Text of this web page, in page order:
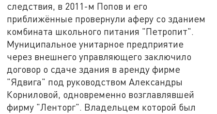
следствия, в 2011-м Попов и его
приближённые провернули аферу со зданием
комбината школьного питания "Петропит".
Муниципальное унитарное предприятие
через внешнего управляющего заключило
договор о сдаче здания в аренду фирме
"Ядвига" под руководством Александры
Корниловой, одновременно возглавлявшей
фирму "Ленторг". Владельцем которой был